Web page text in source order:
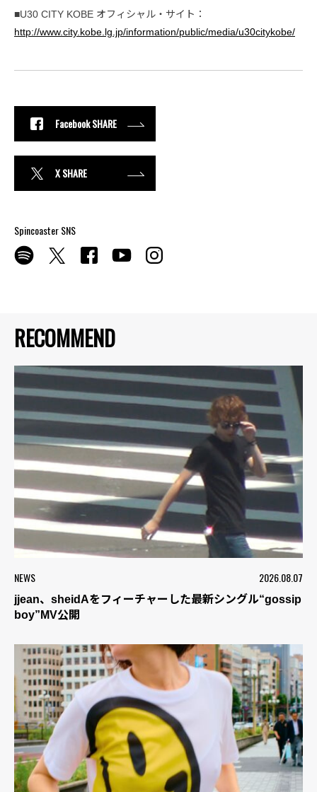
RECOMMEND
NEWS 2026.08.07
jjean、sheidAをフィーチャーした最新シングル“gossip
boy”MV公開
■U30 CITY KOBE オフィシャル・サイト：
http://www.city.kobe.lg.jp/information/public/media/u30citykobe/
Facebook SHARE
X SHARE
Spincoaster SNS